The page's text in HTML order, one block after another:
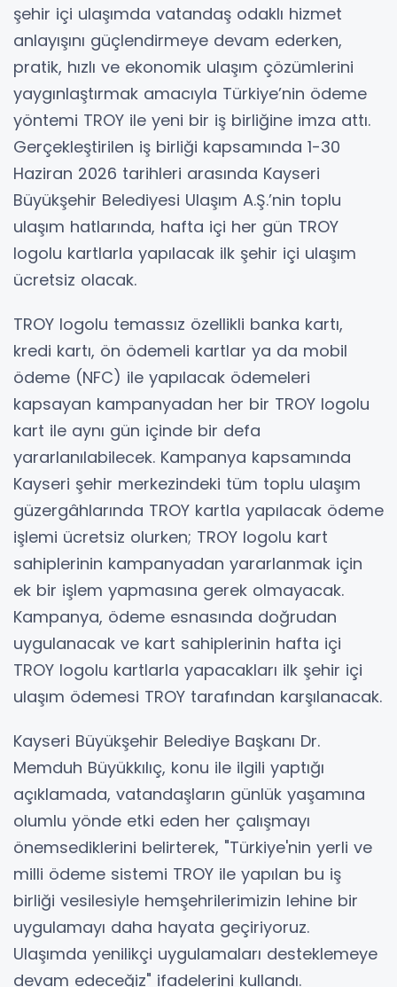
şehir içi ulaşımda vatandaş odaklı hizmet
anlayışını güçlendirmeye devam ederken,
pratik, hızlı ve ekonomik ulaşım çözümlerini
yaygınlaştırmak amacıyla Türkiye’nin ödeme
yöntemi TROY ile yeni bir iş birliğine imza attı.
Gerçekleştirilen iş birliği kapsamında 1-30
Haziran 2026 tarihleri arasında Kayseri
Büyükşehir Belediyesi Ulaşım A.Ş.’nin toplu
ulaşım hatlarında, hafta içi her gün TROY
logolu kartlarla yapılacak ilk şehir içi ulaşım
ücretsiz olacak.
TROY logolu temassız özellikli banka kartı,
kredi kartı, ön ödemeli kartlar ya da mobil
ödeme (NFC) ile yapılacak ödemeleri
kapsayan kampanyadan her bir TROY logolu
kart ile aynı gün içinde bir defa
yararlanılabilecek. Kampanya kapsamında
Kayseri şehir merkezindeki tüm toplu ulaşım
güzergâhlarında TROY kartla yapılacak ödeme
işlemi ücretsiz olurken; TROY logolu kart
sahiplerinin kampanyadan yararlanmak için
ek bir işlem yapmasına gerek olmayacak.
Kampanya, ödeme esnasında doğrudan
uygulanacak ve kart sahiplerinin hafta içi
TROY logolu kartlarla yapacakları ilk şehir içi
ulaşım ödemesi TROY tarafından karşılanacak.
Kayseri Büyükşehir Belediye Başkanı Dr.
Memduh Büyükkılıç, konu ile ilgili yaptığı
açıklamada, vatandaşların günlük yaşamına
olumlu yönde etki eden her çalışmayı
önemsediklerini belirterek, "Türkiye'nin yerli ve
milli ödeme sistemi TROY ile yapılan bu iş
birliği vesilesiyle hemşehrilerimizin lehine bir
uygulamayı daha hayata geçiriyoruz.
Ulaşımda yenilikçi uygulamaları desteklemeye
devam edeceğiz" ifadelerini kullandı.